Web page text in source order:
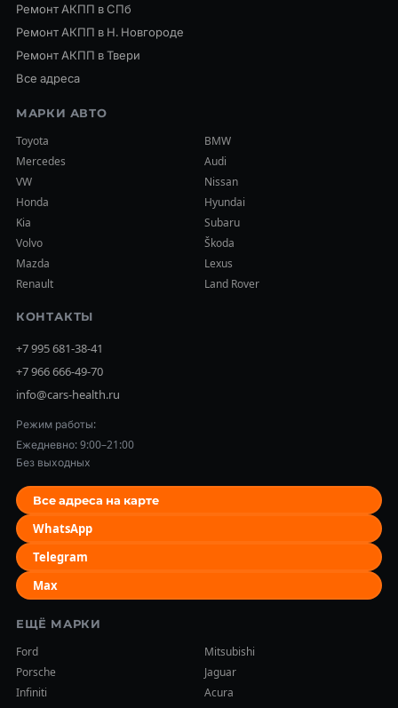
Ремонт АКПП в СПб
Ремонт АКПП в Н. Новгороде
Ремонт АКПП в Твери
Все адреса
МАРКИ АВТО
Toyota
BMW
Mercedes
Audi
VW
Nissan
Honda
Hyundai
Kia
Subaru
Volvo
Škoda
Mazda
Lexus
Renault
Land Rover
КОНТАКТЫ
+7 995 681-38-41
+7 966 666-49-70
info@cars-health.ru
Режим работы:
Ежедневно: 9:00–21:00
Без выходных
Все адреса на карте
WhatsApp
Telegram
Max
ЕЩЁ МАРКИ
Ford
Mitsubishi
Porsche
Jaguar
Infiniti
Acura